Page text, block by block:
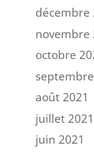
décembre
novembre
octobre
août 2021
juillet 2021
juin 2021